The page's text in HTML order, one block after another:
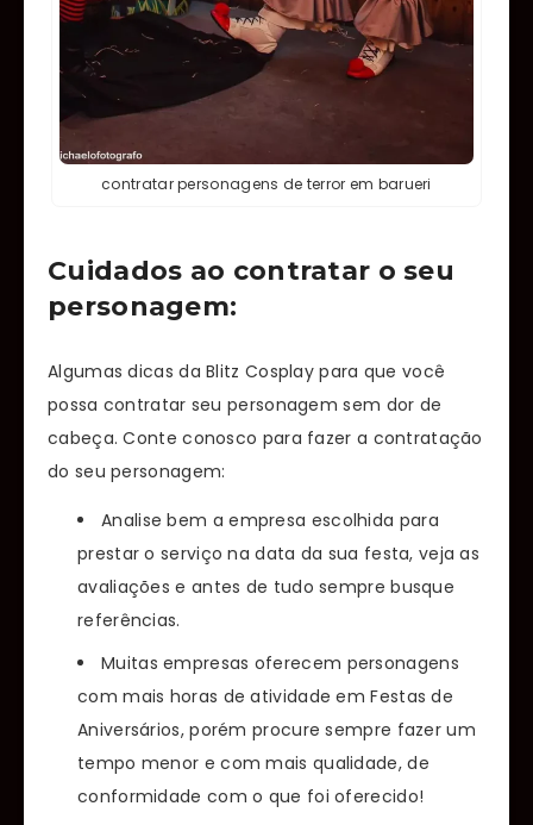
contratar personagens de terror em barueri
Cuidados ao contratar o seu
personagem:
Algumas dicas da Blitz Cosplay para que você
possa contratar seu personagem sem dor de
cabeça. Conte conosco para fazer a contratação
do seu personagem:
Analise bem a empresa escolhida para
prestar o serviço na data da sua festa, veja as
avaliações e antes de tudo sempre busque
referências.
Muitas empresas oferecem personagens
com mais horas de atividade em Festas de
Aniversários, porém procure sempre fazer um
tempo menor e com mais qualidade, de
conformidade com o que foi oferecido!